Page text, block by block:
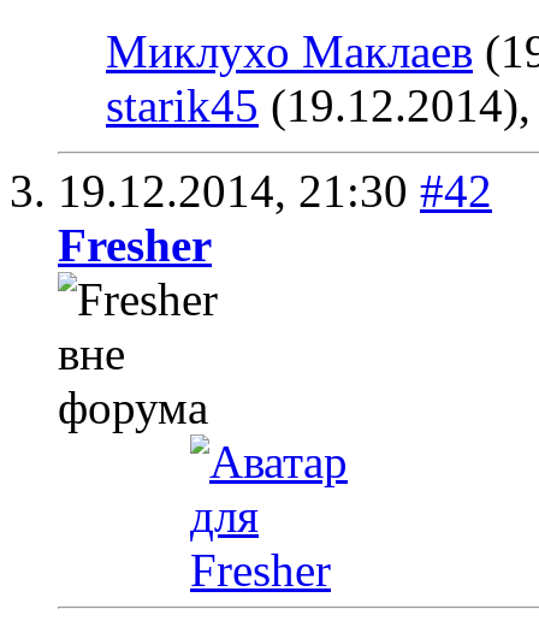
Миклухо Маклаев
starik45
19.12.2014, 21:30 #42
Fresher